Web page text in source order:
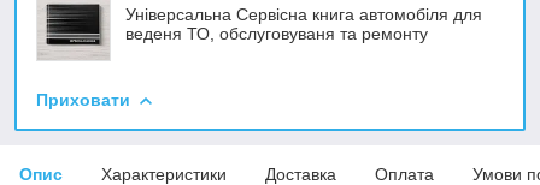
Універсальна Сервісна книга автомобіля для
веденя ТО, обслуговуваня та ремонту
Приховати
Опис Характеристики Доставка Оплата Умови